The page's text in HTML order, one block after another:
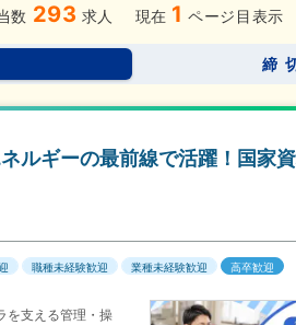
年間休日120日以上 残業少なめ
書類選考なし
数 293 求人 現在 1 ページ目表示
締
ネルギーの最前線で活躍！国家
職種未経験歓迎 業種未経験歓迎 高卒歓迎
を支える管理・操